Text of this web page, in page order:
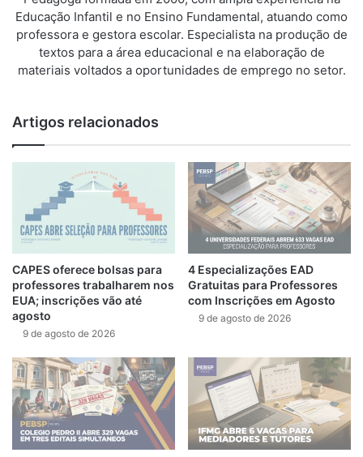
Educação Infantil e no Ensino Fundamental, atuando como
professora e gestora escolar. Especialista na produção de
textos para a área educacional e na elaboração de
materiais voltados a oportunidades de emprego no setor.
Artigos relacionados
CAPES oferece bolsas para
professores trabalharem nos
EUA; inscrições vão até
agosto
9 de agosto de 2026
4 Especializações EAD
Gratuitas para Professores
com Inscrições em Agosto
9 de agosto de 2026